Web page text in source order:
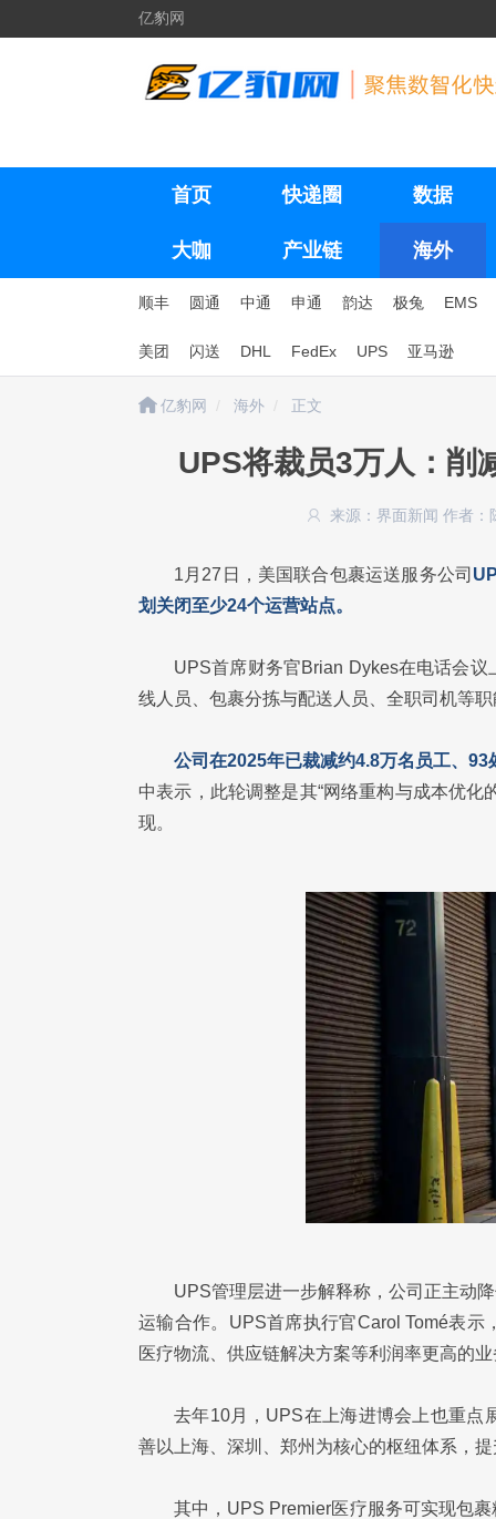
亿豹网
首页 快递圈 数据
大咖 产业链 海外
顺丰 圆通 中通 申通 韵达 极兔 EMS
美团 闪送 DHL FedEx UPS 亚马逊
亿豹网 海外 正文
UPS将裁员3万人：削
来源：界面新闻 作者：
1月27日，美国联合包裹运送服务公司
划关闭至少24个运营站点。
UPS首席财务官Brian Dykes在电话会
线人员、包裹分拣与配送人员、全职司机等
公司在2025年已裁减约4.8万名员工、
中表示，此轮调整是其“网络重构与成本优
现。
UPS管理层进一步解释称，公司正主动
运输合作。UPS首席执行官Carol Tomé表
医疗物流、供应链解决方案等利润率更高的
去年10月，UPS在上海进博会上也重点
善以上海、深圳、郑州为核心的枢纽体系，
其中，UPS Premier医疗服务可实现包